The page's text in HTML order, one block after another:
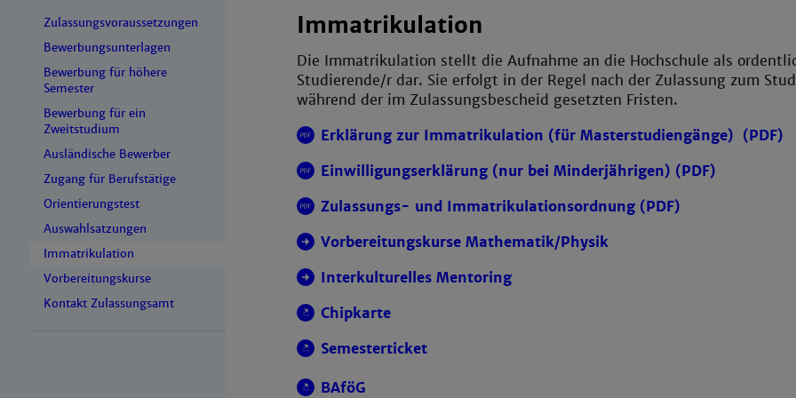
Zulassungsvoraussetzungen
Bewerbungsunterlagen
Bewerbung für höhere
Semester
Bewerbung für ein
Zweitstudium
Ausländische Bewerber
Zugang für Berufstätige
Orientierungstest
Auswahlsatzungen
Immatrikulation
Vorbereitungskurse
Kontakt Zulassungsamt
Immatrikulation
Die Immatrikulation stellt die Aufnahme an die Hochschule als
Studierende/r dar. Sie erfolgt in der Regel nach der Zulassung zum
während der im Zulassungsbescheid gesetzten Fristen.
Erklärung zur Immatrikulation (für Masterstudiengänge) (PDF)
Einwilligungserklärung (nur bei Minderjährigen) (PDF)
Zulassungs- und Immatrikulationsordnung (PDF)
Vorbereitungskurse Mathematik/Physik
Interkulturelles Mentoring
Chipkarte
Semesterticket
BAföG